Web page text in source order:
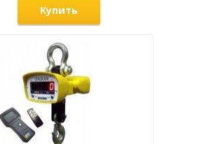
Купить